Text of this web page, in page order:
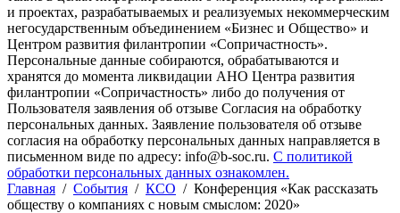
и проектах, разрабатываемых и реализуемых некоммерческим
негосударственным объединением «Бизнес и Общество» и
Центром развития филантропии «Сопричастность».
Персональные данные собираются, обрабатываются и
хранятся до момента ликвидации АНО Центра развития
филантропии «Сопричастность» либо до получения от
Пользователя заявления об отзыве Согласия на обработку
персональных данных. Заявление пользователя об отзыве
согласия на обработку персональных данных направляется в
письменном виде по адресу: info@b-soc.ru. С политикой
обработки персональных данных ознакомлен.
Главная / События / КСО / Конференция «Как рассказать
обществу о компаниях с новым смыслом: 2020»